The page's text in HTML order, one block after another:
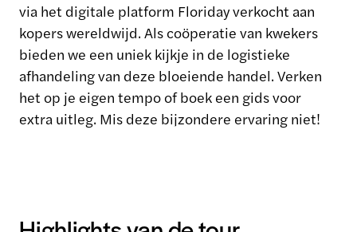
via het digitale platform Floriday verkocht aan
kopers wereldwijd. Als coöperatie van kwekers
bieden we een uniek kijkje in de logistieke
afhandeling van deze bloeiende handel. Verken
het op je eigen tempo of boek een gids voor
extra uitleg. Mis deze bijzondere ervaring niet!